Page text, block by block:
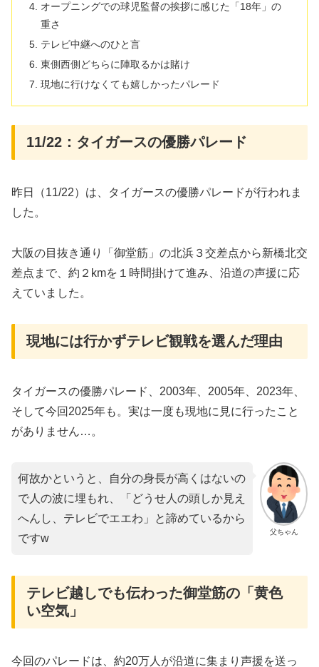
オープニングでの球児監督の挨拶に感じた「18年」の
重さ
テレビ中継へのひと言
東側西側どちらに陣取るかは賭け
現地に行けなくても嬉しかったパレード
11/22：タイガースの優勝パレード
昨日（11/22）は、タイガースの優勝パレードが行われま
した。
大阪の目抜き通り「御堂筋」の北浜３交差点から新橋北交
差点まで、約２kmを１時間掛けて進み、沿道の声援に応
えていました。
現地には行かずテレビ観戦を選んだ理由
タイガースの優勝パレード、2003年、2005年、2023年、
そして今回2025年も。実は一度も現地に見に行ったこと
がありません…。
父ちゃん
何故かというと、自分の身長が高くはないの
で人の波に埋もれ、「どうせ人の頭しか見え
へんし、テレビでエエわ」と諦めているから
ですw
テレビ越しでも伝わった御堂筋の「黄色
い空気」
今回のパレードは、約20万人が沿道に集まり声援を送っ